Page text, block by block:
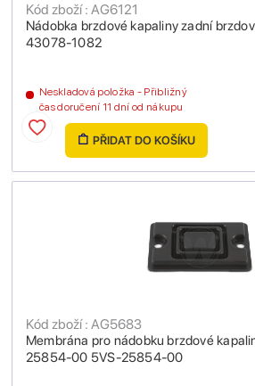
Nádobka brzdové kapaliny zadní
43078-1082
Kód zboží : AG6121
Neskladová položka - Přibližný
čas doručení 11 dní od nákupu
PŘIDAT DO KOŠÍKU
Membrána pro nádobku brzdové
25854-00 5VS-25854-00
Kód zboží : AG5683